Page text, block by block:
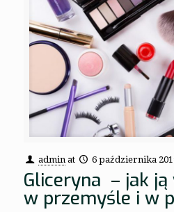
admin at 6 października
Gliceryna – jak
w przemyśle i w